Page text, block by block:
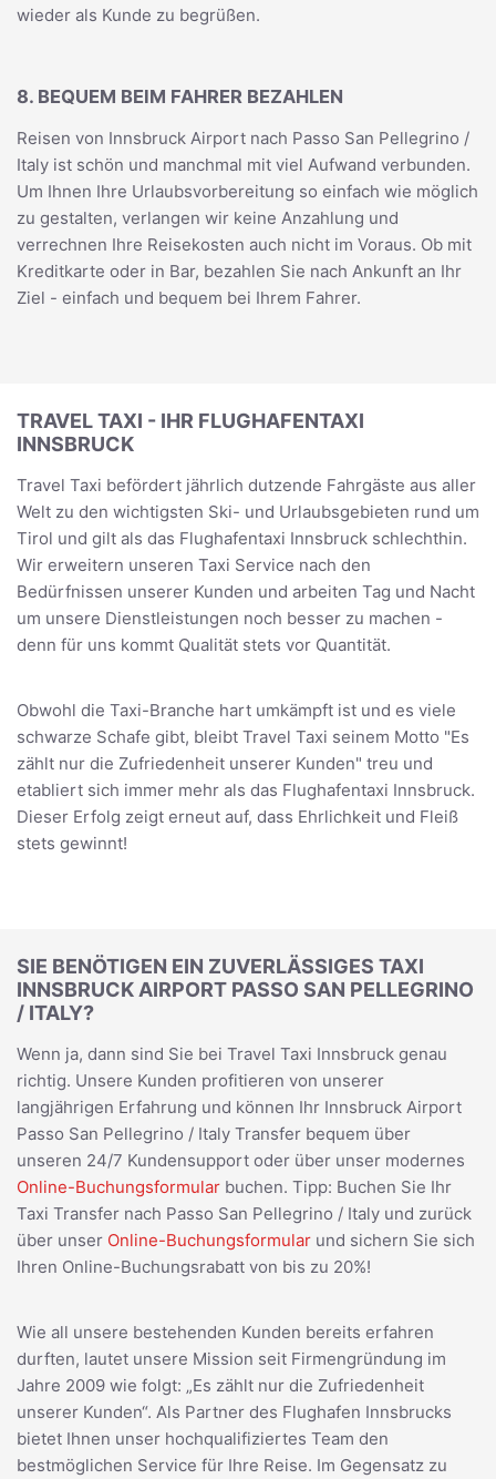
wieder als Kunde zu begrüßen.
8. BEQUEM BEIM FAHRER BEZAHLEN
Reisen von Innsbruck Airport nach Passo San Pellegrino /
Italy ist schön und manchmal mit viel Aufwand verbunden.
Um Ihnen Ihre Urlaubsvorbereitung so einfach wie möglich
zu gestalten, verlangen wir keine Anzahlung und
verrechnen Ihre Reisekosten auch nicht im Voraus. Ob mit
Kreditkarte oder in Bar, bezahlen Sie nach Ankunft an Ihr
Ziel - einfach und bequem bei Ihrem Fahrer.
TRAVEL TAXI - IHR FLUGHAFENTAXI
INNSBRUCK
Travel Taxi befördert jährlich dutzende Fahrgäste aus aller
Welt zu den wichtigsten Ski- und Urlaubsgebieten rund um
Tirol und gilt als das Flughafentaxi Innsbruck schlechthin.
Wir erweitern unseren Taxi Service nach den
Bedürfnissen unserer Kunden und arbeiten Tag und Nacht
um unsere Dienstleistungen noch besser zu machen -
denn für uns kommt Qualität stets vor Quantität.
Obwohl die Taxi-Branche hart umkämpft ist und es viele
schwarze Schafe gibt, bleibt Travel Taxi seinem Motto "Es
zählt nur die Zufriedenheit unserer Kunden" treu und
etabliert sich immer mehr als das Flughafentaxi Innsbruck.
Dieser Erfolg zeigt erneut auf, dass Ehrlichkeit und Fleiß
stets gewinnt!
SIE BENÖTIGEN EIN ZUVERLÄSSIGES TAXI
INNSBRUCK AIRPORT PASSO SAN PELLEGRINO
/ ITALY?
Wenn ja, dann sind Sie bei Travel Taxi Innsbruck genau
richtig. Unsere Kunden profitieren von unserer
langjährigen Erfahrung und können Ihr Innsbruck Airport
Passo San Pellegrino / Italy Transfer bequem über
unseren 24/7 Kundensupport oder über unser modernes
Online-Buchungsformular buchen. Tipp: Buchen Sie Ihr
Taxi Transfer nach Passo San Pellegrino / Italy und zurück
über unser Online-Buchungsformular und sichern Sie sich
Ihren Online-Buchungsrabatt von bis zu 20%!
Wie all unsere bestehenden Kunden bereits erfahren
durften, lautet unsere Mission seit Firmengründung im
Jahre 2009 wie folgt: „Es zählt nur die Zufriedenheit
unserer Kunden“. Als Partner des Flughafen Innsbrucks
bietet Ihnen unser hochqualifiziertes Team den
bestmöglichen Service für Ihre Reise. Im Gegensatz zu